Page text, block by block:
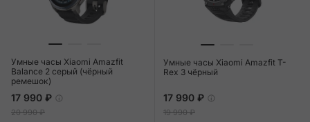
Умные часы Xiaomi Amazfit
Balance 2 серый (чёрный
ремешок)
17 990 ₽
20 990 ₽
Умные часы Xiaomi Amazfit T-
Rex 3 чёрный
17 990 ₽
19 990 ₽